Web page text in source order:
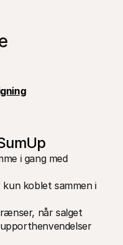
i gang med
koblet sammen i
når salget